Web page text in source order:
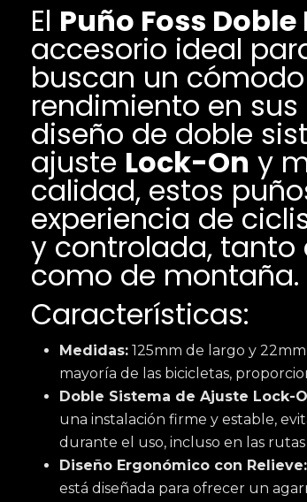
El Puño Foss
accesorio ideal
buscan un
rendimiento en
diseño de doble
ajuste Lock-On y
calidad, estos
experiencia de
y controlada, tanto
como de montaña.
Características:
Medidas: 125mm de largo y
mayoría de las bicicletas,
Doble Sistema de Ajuste Lock-
una instalación firme y estable,
durante el uso, incluso en las rutas
Diseño Ergonómico con Relieve:
está diseñada para ofrecer un